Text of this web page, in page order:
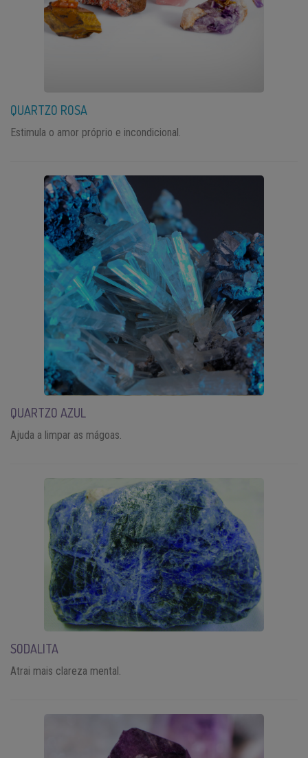
QUARTZO ROSA
Estimula o amor próprio e incondicional.
QUARTZO AZUL
Ajuda a limpar as mágoas.
SODALITA
Atrai mais clareza mental.